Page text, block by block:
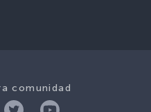
comunidad